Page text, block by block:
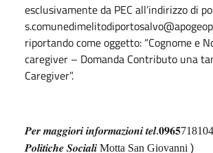
esclusivamente da PEC all’indirizzo di
riportando come oggetto: “Cognome e
caregiver – Domanda Contributo una
Caregiver”.
𝑷𝒆𝒓 𝒎𝒂𝒈𝒈𝒊𝒐𝒓𝒊 𝒊𝒏𝒇𝒐𝒓𝒎𝒂𝒛𝒊𝒐𝒏𝒊 𝒕𝒆𝒍.𝟎𝟗𝟔𝟓718104
𝑷𝒐𝒍𝒊𝒕𝒊𝒄𝒉𝒆 𝑺𝒐𝒄𝒊𝒂𝒍𝒊 Motta San Giovanni )